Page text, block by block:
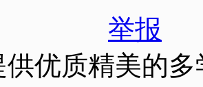
举报
优质精美的